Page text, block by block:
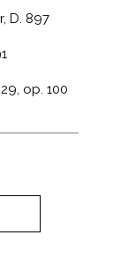
D. 897
op. 100